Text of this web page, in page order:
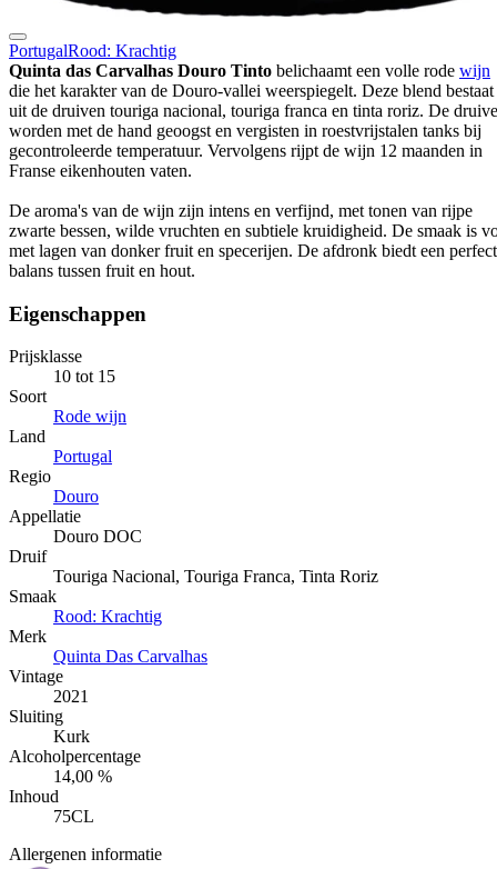
PortugalRood: Krachtig
Quinta das Carvalhas Douro Tinto belichaamt een volle rode wijn
die het karakter van de Douro-vallei weerspiegelt. Deze blend bestaat
uit de druiven touriga nacional, touriga franca en tinta roriz. De
worden met de hand geoogst en vergisten in roestvrijstalen tanks bij
gecontroleerde temperatuur. Vervolgens rijpt de wijn 12 maanden in
Franse eikenhouten vaten.
De aroma's van de wijn zijn intens en verfijnd, met tonen van rijpe
zwarte bessen, wilde vruchten en subtiele kruidigheid. De smaak is
met lagen van donker fruit en specerijen. De afdronk biedt een
balans tussen fruit en hout.
Eigenschappen
Prijsklasse
10 tot 15
Soort
Rode wijn
Land
Portugal
Regio
Douro
Appellatie
Douro DOC
Druif
Touriga Nacional, Touriga Franca, Tinta Roriz
Smaak
Rood: Krachtig
Merk
Quinta Das Carvalhas
Vintage
2021
Sluiting
Kurk
Alcoholpercentage
14,00 %
Inhoud
75CL
Allergenen informatie